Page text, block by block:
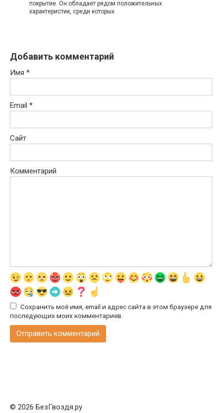
покрытие. Он обладает рядом положительных
характеристик, среди которых
Добавить комментарий
Имя *
Email *
Сайт
Комментарий
Сохранить моё имя, email и адрес сайта в этом браузере для
последующих моих комментариев.
© 2026 БезГвоздя.ру